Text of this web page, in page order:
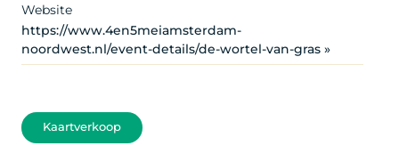
Website
https://www.4en5meiamsterdam-
noordwest.nl/event-details/de-wortel-van-gras »
Kaartverkoop